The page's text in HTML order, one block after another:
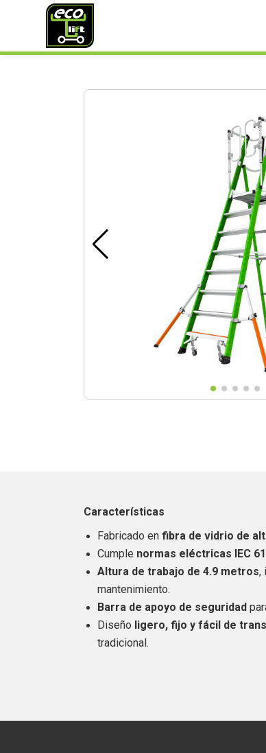
Características
Fabricado en fibra de vidrio de
Cumple normas eléctricas IEC
Altura de trabajo de 4.9 metros,
mantenimiento.
Barra de apoyo de seguridad
Diseño ligero, fijo y fácil de
tradicional.